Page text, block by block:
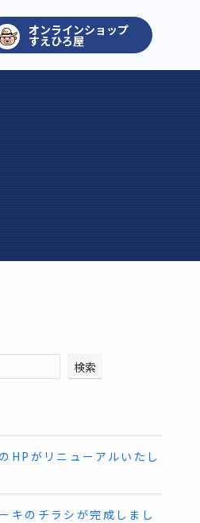
すえひろ屋
検索
HPがリニューアルいたし
キのチラシが完成しまし